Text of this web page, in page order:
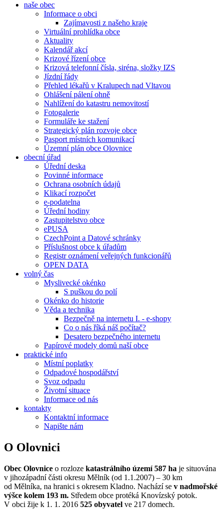
naše obec
Informace o obci
Zajímavosti z našeho kraje
Virtuální prohlídka obce
Aktuality
Kalendář akcí
Krizové řízení obce
Krizová telefonní čísla, siréna, složky IZS
Jízdní řády
Přehled lékařů v Kralupech nad Vltavou
Ohlášení pálení ohně
Nahlížení do katastru nemovitostí
Fotogalerie
Formuláře ke stažení
Strategický plán rozvoje obce
Pasport místních komunikací
Územní plán obce Olovnice
obecní úřad
Úřední deska
Povinné informace
Ochrana osobních údajů
Klikací rozpočet
e-podatelna
Úřední hodiny
Zastupitelstvo obce
ePUSA
CzechPoint a Datové schránky
Příslušnost obce k úřadům
Registr oznámení veřejných funkcionářů
OPEN DATA
volný čas
Myslivecké okénko
S puškou do polí
Okénko do historie
Věda a technika
Bezpečně na internetu I. - e-shopy
Co o nás říká náš počítač?
Desatero bezpečného internetu
Papírové modely domů naší obce
praktické info
Místní poplatky
Odpadové hospodářství
Svoz odpadu
Životní situace
Informace od nás
kontakty
Kontaktní informace
Napište nám
O Olovnici
Obec Olovnice o rozloze katastrálního území 587 ha je situována
v jihozápadní části okresu Mělník (od 1.1.2007) – 30 km
od Mělníka, na hranici s okresem Kladno. Nachází se v nadmořské
výšce kolem 193 m. Středem obce protéká Knovízský potok.
V obci žije k 1. 1. 2016 525 obyvatel ve 217 domech.